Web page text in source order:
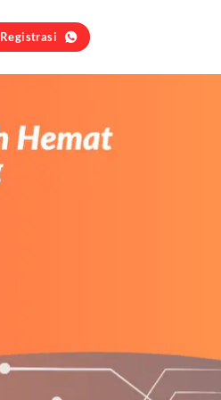
Registrasi